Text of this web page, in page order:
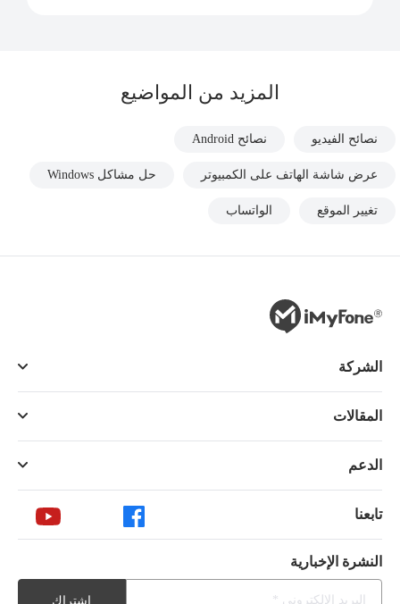
المزيد من المواضيع
نصائح الفيديو نصائح Android
عرض شاشة الهاتف على الكمبيوتر حل مشاكل Windows
تغيير الموقع الواتساب
الشركة
المقالات
الدعم
تابعنا
النشرة الإخبارية
اشتراك